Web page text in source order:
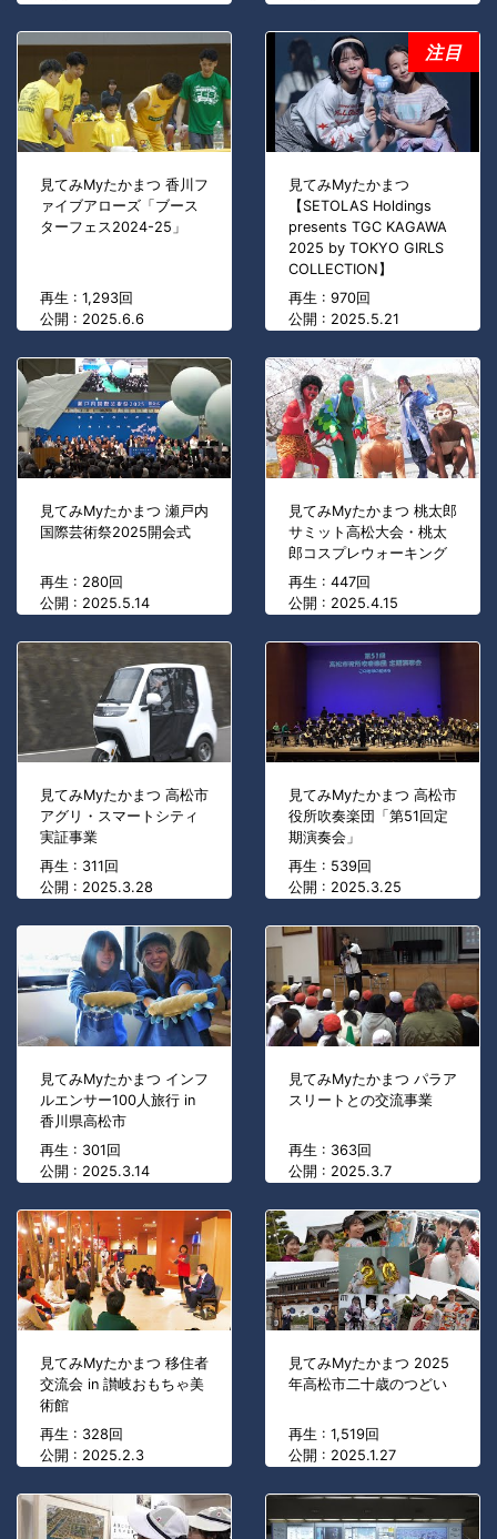
見てみMyたかまつ 香川フ
ァイブアローズ「ブース
ターフェス2024-25」
再生 : 1,293回
公開 : 2025.6.6
見てみMyたかまつ
【SETOLAS Holdings
presents TGC KAGAWA
2025 by TOKYO GIRLS
COLLECTION】
再生 : 970回
公開 : 2025.5.21
注目
見てみMyたかまつ 瀬戸内
国際芸術祭2025開会式
再生 : 280回
公開 : 2025.5.14
見てみMyたかまつ 桃太郎
サミット高松大会・桃太
郎コスプレウォーキング
再生 : 447回
公開 : 2025.4.15
見てみMyたかまつ 高松市
アグリ・スマートシティ
実証事業
再生 : 311回
公開 : 2025.3.28
見てみMyたかまつ 高松市
役所吹奏楽団「第51回定
期演奏会」
再生 : 539回
公開 : 2025.3.25
見てみMyたかまつ インフ
ルエンサー100人旅行 in
香川県高松市
再生 : 301回
公開 : 2025.3.14
見てみMyたかまつ パラア
スリートとの交流事業
再生 : 363回
公開 : 2025.3.7
見てみMyたかまつ 移住者
交流会 in 讃岐おもちゃ美
術館
再生 : 328回
公開 : 2025.2.3
見てみMyたかまつ 2025
年高松市二十歳のつどい
再生 : 1,519回
公開 : 2025.1.27